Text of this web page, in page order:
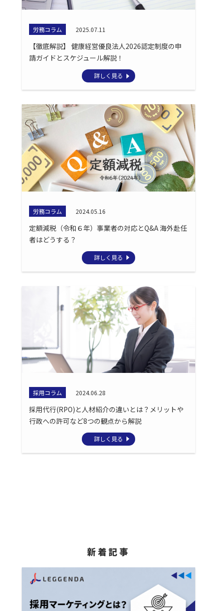
労務コラム 2025.07.11
【徹底解説】 健康経営優良法人2026認定制度の申
請ガイドとスケジュール解説！
詳しく見る
労務コラム 2024.05.16
定額減税（令和６年）事業者の対応とQ&A 海外赴任
者はどうする？
詳しく見る
採用コラム 2024.06.28
採用代行(RPO)と人材紹介の違いとは？メリットや
行政への許可など8つの観点から解説
詳しく見る
新着記事